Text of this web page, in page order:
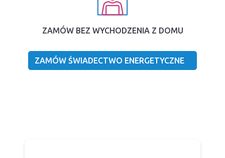
ZAMÓW BEZ WYCHODZENIA Z DOMU
ZAMÓW ŚWIADECTWO ENERGETYCZNE